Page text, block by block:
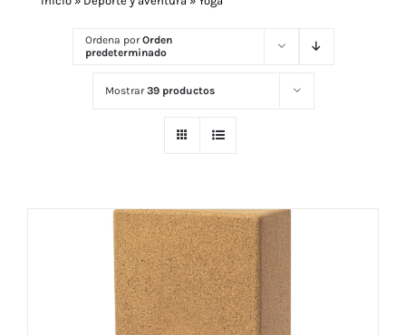
Navidad 🎄 Invierno
WooCommerce Cart
Ordena porOrden
predeterminado
Mostrar39 productos